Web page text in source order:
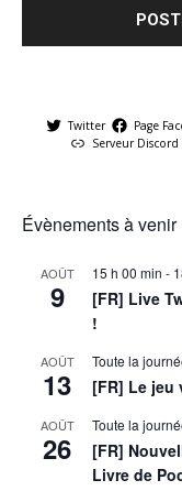
Twitter Page
Serveur Discord
Évènements à venir
AOÛT
9
15 h 00 min -
[FR] Live
!
AOÛT
13
Toute la
[FR] Le jeu
AOÛT
26
Toute la
[FR]
Livre de